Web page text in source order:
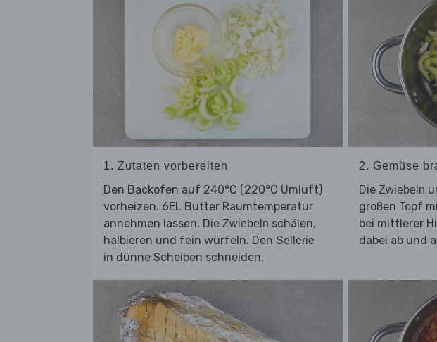
1. Zutaten vorbereiten
Den Backofen auf 240°C (220°C Umluft)
vorheizen. 6EL Butter Raumtemperatur
annehmen lassen. Die Zwiebeln schälen,
halbieren und fein würfeln. Den Sellerie
in dünne Scheiben schneiden.
2. Gemüse
Die Zwiebeln
großen Topf
bei mittlerer
dabei ab und